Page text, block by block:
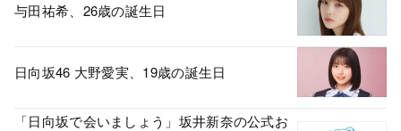
与田祐希、26歳の誕生日
日向坂46 大野愛実、19歳の誕生日
「日向坂で会いましょう」坂井新奈の公式お